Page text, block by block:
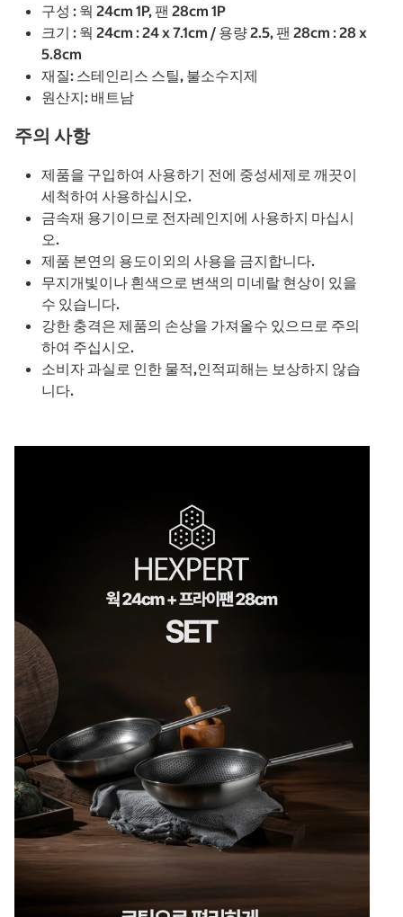
구성 : 웍 24cm 1P, 팬 28cm 1P
크기 : 웍 24cm : 24 x 7.1cm / 용량 2.5, 팬 28cm : 28 x
5.8cm
재질: 스테인리스 스틸, 불소수지제
원산지: 배트남
주의 사항
제품을 구입하여 사용하기 전에 중성세제로 깨끗이
세척하여 사용하십시오.
금속재 용기이므로 전자레인지에 사용하지 마십시
오.
제품 본연의 용도이외의 사용을 금지합니다.
무지개빛이나 흰색으로 변색의 미네랄 현상이 있을
수 있습니다.
강한 충격은 제품의 손상을 가져올수 있으므로 주의
하여 주십시오.
소비자 과실로 인한 물적,인적피해는 보상하지 않습
니다.